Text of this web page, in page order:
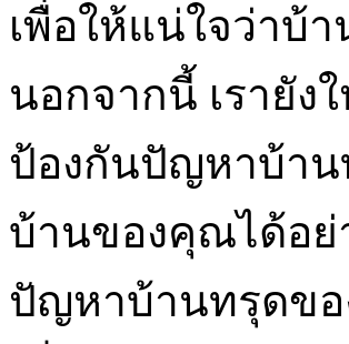
เพื่อให้แน่ใจว่าบ้
นอกจากนี้ เรายัง
ป้องกันปัญหาบ้าน
บ้านของคุณได้อย่
ปัญหาบ้านทรุดขอ